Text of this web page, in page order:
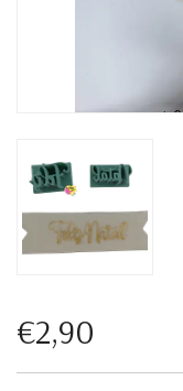
€2,90